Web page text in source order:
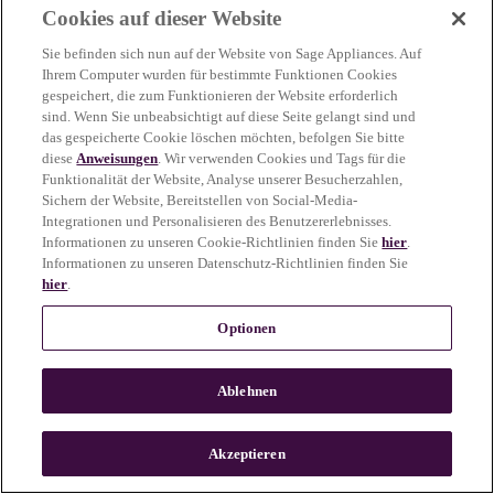
more information)
n
Cookies auf dieser Website
Sie befinden sich nun auf der Website von Sage Appliances. Auf
Ihrem Computer wurden für bestimmte Funktionen Cookies
gespeichert, die zum Funktionieren der Website erforderlich
sind. Wenn Sie unbeabsichtigt auf diese Seite gelangt sind und
das gespeicherte Cookie löschen möchten, befolgen Sie bitte
dieseAnweisungen. Wir verwenden Cookies und Tags für die
Funktionalität der Website, Analyse unserer Besucherzahlen,
Sichern der Website, Bereitstellen von Social-Media-
Integrationen und Personalisieren des Benutzererlebnisses.
Informationen zu unseren Cookie-Richtlinien finden Siehier.
Informationen zu unseren Datenschutz-Richtlinien finden Sie
hier.
Optionen
Ablehnen
Akzeptieren